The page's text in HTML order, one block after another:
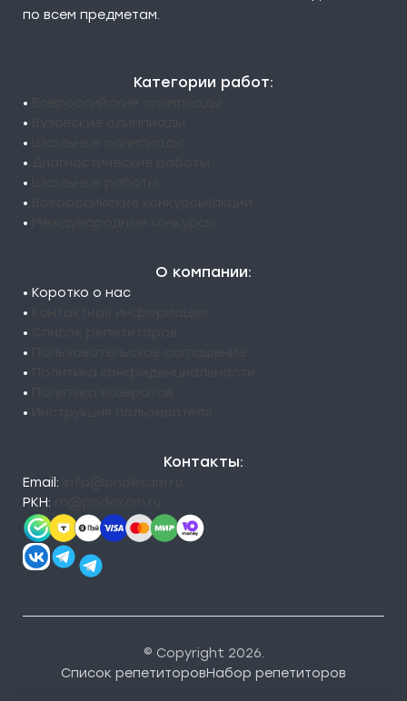
по всем предметам.
Категории работ:
•
•
•
•
•
•
•
О компании:
• Коротко о нас
•
•
•
•
•
•
Контакты:
Email:
РКН:
© Copyright 2026.
Список репетиторовНабор репетиторов